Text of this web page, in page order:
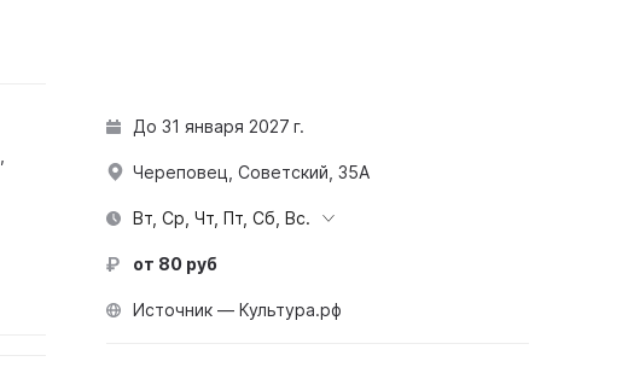
До 31 января 2027 г.
Череповец, Советский, 35А
Вт, Ср, Чт, Пт, Сб, Вс.
от 80 руб
Источник — Культура.рф